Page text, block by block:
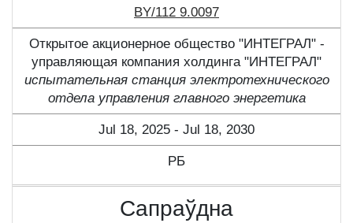
BY/112 9.0097
Открытое акционерное общество "ИНТЕГРАЛ" -
управляющая компания холдинга "ИНТЕГРАЛ"
испытательная станция электротехнического
отдела управления главного энергетика
Jul 18, 2025 - Jul 18, 2030
РБ
Сапраўдна